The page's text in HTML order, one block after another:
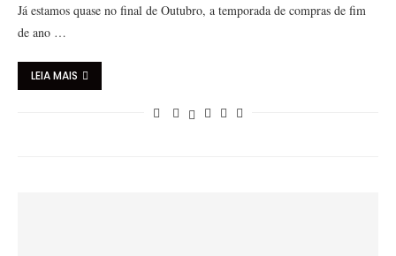
Já estamos quase no final de Outubro, a temporada de compras de fim
de ano …
LEIA MAIS